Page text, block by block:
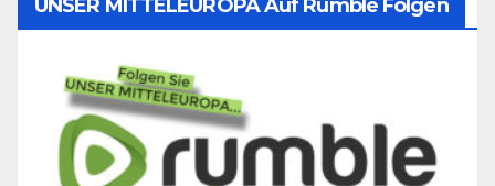
UNSER MITTELEUROPA Auf Rumble Folgen